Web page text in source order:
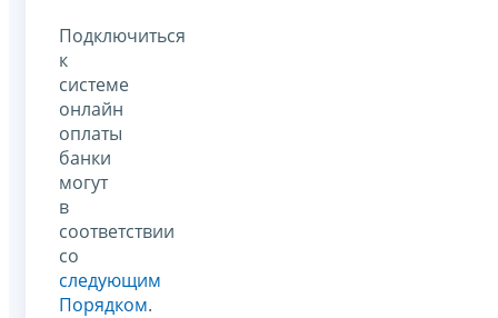
Подключиться
к
системе
онлайн
оплаты
банки
могут
в
соответствии
со
следующим
Порядком.